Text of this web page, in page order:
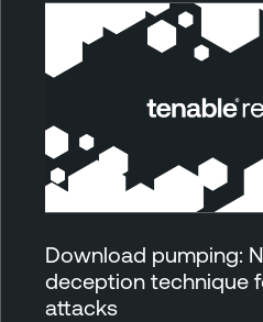
Download pumping:
deception technique
attacks